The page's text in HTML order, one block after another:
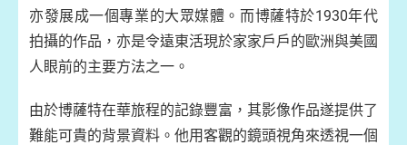
亦發展成一個專業的大眾媒體。而博薩特於1930年代
拍攝的作品，亦是令遠東活現於家家戶戶的歐洲與美國
人眼前的主要方法之一。
由於博薩特在華旅程的記錄豐富，其影像作品遂提供了
難能可貴的背景資料。他用客觀的鏡頭視角來透視一個